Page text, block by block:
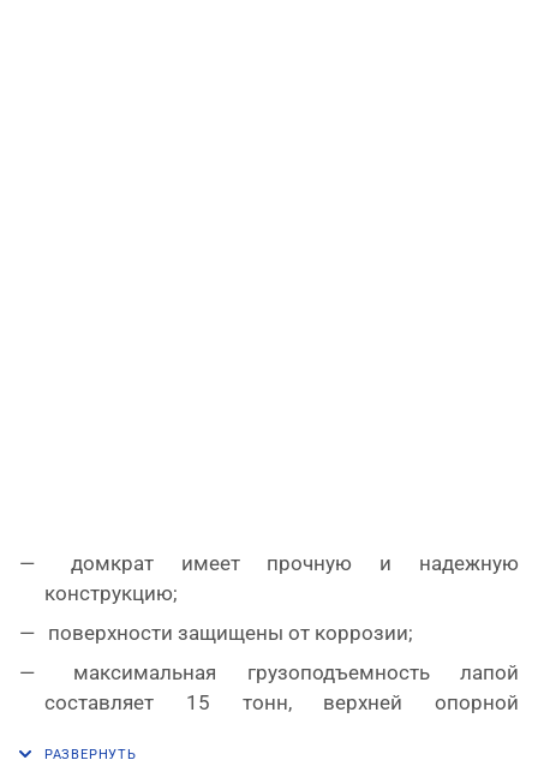
домкрат имеет прочную и надежную
конструкцию;
поверхности защищены от коррозии;
максимальная грузоподъемность лапой
составляет 15 тонн, верхней опорной